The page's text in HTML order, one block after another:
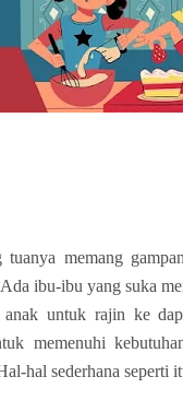
memang
ibu-ibu yang suka
untuk rajin ke
memenuhi
hal sederhana seperti